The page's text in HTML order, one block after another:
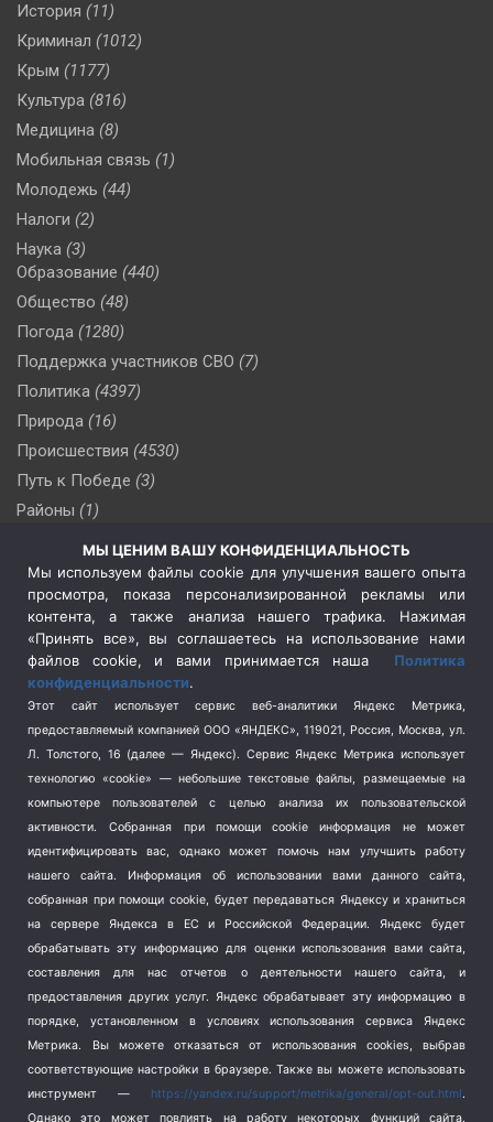
История (11)
Криминал (1012)
Крым (1177)
Культура (816)
Медицина (8)
Мобильная связь (1)
Молодежь (44)
Налоги (2)
Наука (3)
Образование (440)
Общество (48)
Погода (1280)
Поддержка участников СВО (7)
Политика (4397)
Природа (16)
Происшествия (4530)
Путь к Победе (3)
Районы (1)
(510)
Сельское хозяйство (3)
Социальная политика
(3)
Спецоперация в Украине
Спецоперация на Украине
(404)
Спорт (740)
Терроризм (1)
Транспорт (262)
Туризм (178)
Школа и спорт (2)
Экология (8)
Экономика (1172)
МЫ ЦЕНИМ ВАШУ КОНФИДЕНЦИАЛЬНОСТЬ
Мы используем файлы cookie для улучшения вашего опыта
просмотра, показа персонализированной рекламы или
контента, а также анализа нашего трафика. Нажимая
«Принять все», вы соглашаетесь на использование нами
файлов cookie, и вами принимается наша Политика
конфиденциальности.
Этот сайт использует сервис веб-аналитики Яндекс Метрика,
предоставляемый компанией ООО «ЯНДЕКС», 119021, Россия, Москва, ул.
Л. Толстого, 16 (далее — Яндекс). Сервис Яндекс Метрика использует
технологию «cookie» — небольшие текстовые файлы, размещаемые на
компьютере пользователей с целью анализа их пользовательской
активности.
Собранная при помощи cookie информация не может
идентифицировать вас, однако может помочь нам улучшить работу
нашего сайта. Информация об использовании вами данного сайта,
собранная при помощи cookie, будет передаваться Яндексу и храниться
на сервере Яндекса в ЕС и Российской Федерации. Яндекс будет
обрабатывать эту информацию для оценки использования вами сайта,
составления для нас отчетов о деятельности нашего сайта, и
предоставления других услуг. Яндекс обрабатывает эту информацию в
порядке, установленном в условиях использования сервиса Яндекс
Метрика.
Вы можете отказаться от использования cookies, выбрав
соответствующие настройки в браузере. Также вы можете использовать
инструмент — https://yandex.ru/support/metrika/general/opt-out.html.
Однако это может повлиять на работу некоторых функций сайта.